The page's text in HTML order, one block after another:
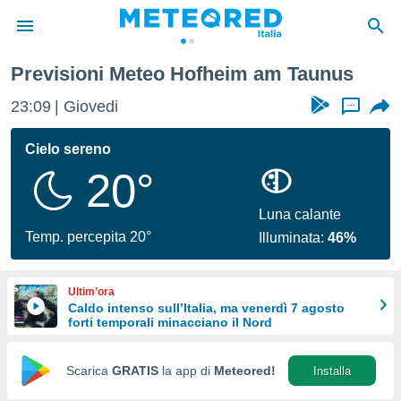
di
per
le
di
Web
Previsioni Meteo Hofheim am Taunus
23:09 Giovedi ...
Cielo sereno
20°
Temp. percepita 20°
Luna calante
Illuminata:46%
Ultim’ora
Caldo intenso sull’Italia, ma venerdì 7 agosto
forti temporali minacciano il Nord
Scarica GRATIS la app di Meteored! Installa